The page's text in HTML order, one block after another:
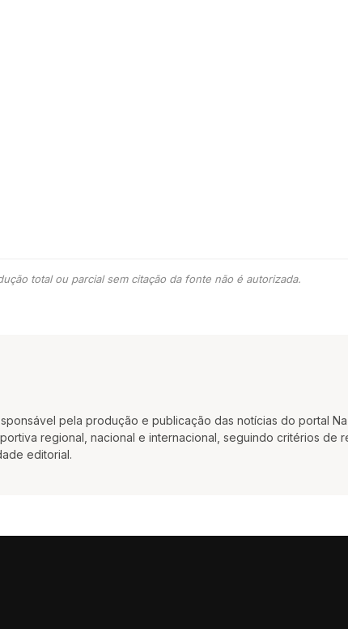
total ou parcial sem citação da fonte não é autorizada.
pela produção e publicação das notícias do portal Na
regional, nacional e internacional, seguindo critérios de
editorial.